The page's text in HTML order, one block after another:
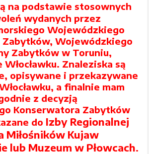
na podstawie stosownych
wydanych przez
Wojewódzkiego
Zabytków, Wojewódzkiego
Zabytków w Toruniu,
Znaleziska są
opisywane i przekazywane
a finalnie mam
z decyzją
Konserwatora Zabytków
do Izby Regionalnej
Miłośników Kujaw
lub Muzeum w Płowcach.